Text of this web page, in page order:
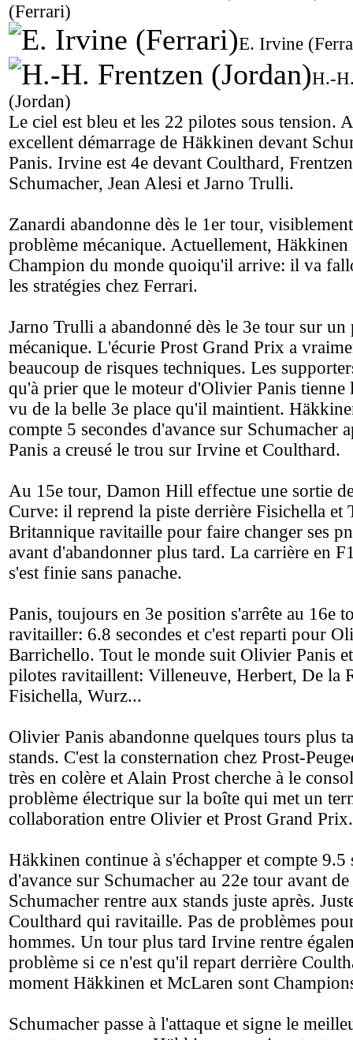
(Ferrari)
E. Irvine
H.-
(Jordan)
Le ciel est bleu et les 22 pilotes sous tension.
excellent démarrage de Häkkinen devant
Panis. Irvine est 4e devant Coulthard,
Schumacher, Jean Alesi et Jarno Trulli.
Zanardi abandonne dès le 1er tour,
problème mécanique. Actuellement, Häkkinen
Champion du monde quoiqu'il arrive: il va
les stratégies chez Ferrari.
Jarno Trulli a abandonné dès le 3e tour sur un
mécanique. L'écurie Prost Grand Prix a
beaucoup de risques techniques. Les
qu'à prier que le moteur d'Olivier Panis tienne
vu de la belle 3e place qu'il maintient.
compte 5 secondes d'avance sur Schumacher
Panis a creusé le trou sur Irvine et Coulthard.
Au 15e tour, Damon Hill effectue une sortie
Curve: il reprend la piste derrière Fisichella et
Britannique ravitaille pour faire changer ses
avant d'abandonner plus tard. La carrière en
s'est finie sans panache.
Panis, toujours en 3e position s'arrête au 16e
ravitailler: 6.8 secondes et c'est reparti pour
Barrichello. Tout le monde suit Olivier Panis
pilotes ravitaillent: Villeneuve, Herbert, De la
Fisichella, Wurz...
Olivier Panis abandonne quelques tours plus
stands. C'est la consternation chez Prost-
très en colère et Alain Prost cherche à le
problème électrique sur la boîte qui met un
collaboration entre Olivier et Prost Grand
Häkkinen continue à s'échapper et compte 9.5
d'avance sur Schumacher au 22e tour avant
Schumacher rentre aux stands juste après.
Coulthard qui ravitaille. Pas de problèmes
hommes. Un tour plus tard Irvine rentre
problème si ce n'est qu'il repart derrière
moment Häkkinen et McLaren sont
Schumacher passe à l'attaque et signe le